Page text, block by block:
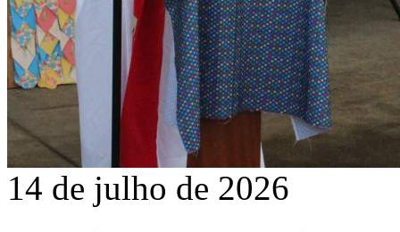
14 de julho de 2026